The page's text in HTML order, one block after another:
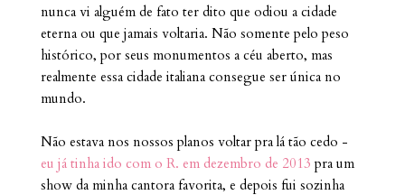
nunca vi alguém de fato ter dito que odiou a cidade
eterna ou que jamais voltaria. Não somente pelo peso
histórico, por seus monumentos a céu aberto, mas
realmente essa cidade italiana consegue ser única no
mundo.
Não estava nos nossos planos voltar pra lá tão cedo -
eu já tinha ido com o R. em dezembro de 2013 pra um
show da minha cantora favorita, e depois fui sozinha